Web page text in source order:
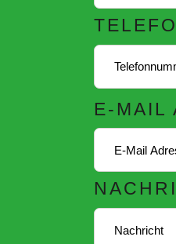
N
A
R
I
C
E-MAIL